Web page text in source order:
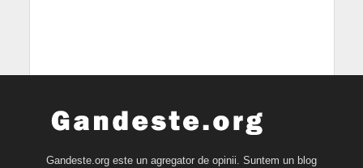
Gandeste.org este un agregator de opinii. Suntem un blog